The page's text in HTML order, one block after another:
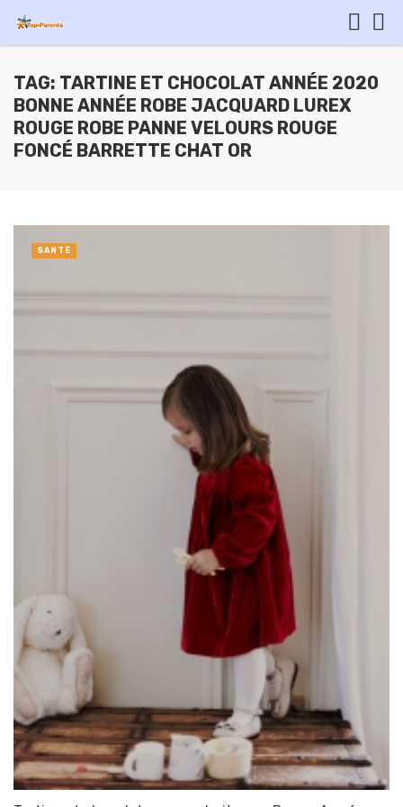
TAG: TARTINE ET CHOCOLAT ANNÉE 2020
BONNE ANNÉE ROBE JACQUARD LUREX
ROUGE ROBE PANNE VELOURS ROUGE
FONCÉ BARRETTE CHAT OR
SANTÉ